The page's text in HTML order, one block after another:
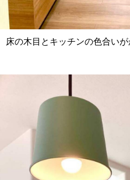
床の木目とキッチンの色合いが